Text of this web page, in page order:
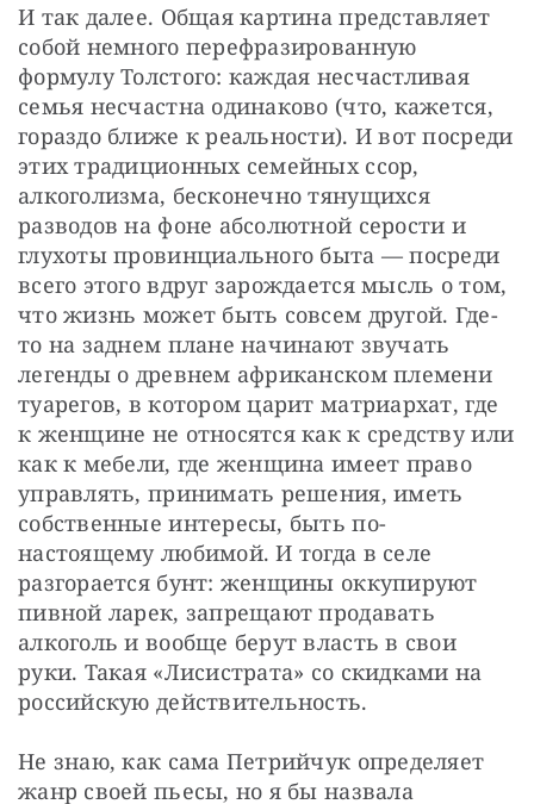
И так далее. Общая картина представляет
собой немного перефразированную
формулу Толстого: каждая несчастливая
семья несчастна одинаково (что, кажется,
гораздо ближе к реальности). И вот посреди
этих традиционных семейных ссор,
алкоголизма, бесконечно тянущихся
разводов на фоне абсолютной серости и
глухоты провинциального быта — посреди
всего этого вдруг зарождается мысль о том,
что жизнь может быть совсем другой. Где-
то на заднем плане начинают звучать
легенды о древнем африканском племени
туарегов, в котором царит матриархат, где
к женщине не относятся как к средству или
как к мебели, где женщина имеет право
управлять, принимать решения, иметь
собственные интересы, быть по-
настоящему любимой. И тогда в селе
разгорается бунт: женщины оккупируют
пивной ларек, запрещают продавать
алкоголь и вообще берут власть в свои
руки. Такая «Лисистрата» со скидками на
российскую действительность.
Не знаю, как сама Петрийчук определяет